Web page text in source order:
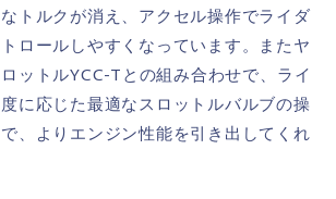
トルクが消え、アクセル操作でライダ
ロールしやすくなっています。またヤ
ットルYCC-Tとの組み合わせで、ライ
に応じた最適なスロットルバルブの操
、よりエンジン性能を引き出してくれ